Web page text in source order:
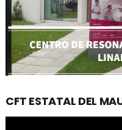
CFT ESTATAL DEL